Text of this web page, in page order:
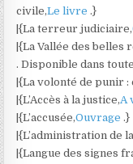
civile,Le livre.}
|{La terreur judiciaire,
|{La Vallée des belles
. Disponible dans
|{La volonté de punir
|{L’Accès à la justice,A
|{L’accusée,Ouvrage.}
|{L’administration de
|{Langue des signes